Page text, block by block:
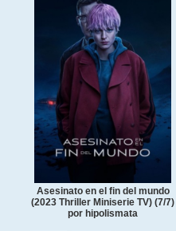
Asesinato en el fin del mundo
(2023 Thriller Miniserie TV) (7/7)
por hipolismata